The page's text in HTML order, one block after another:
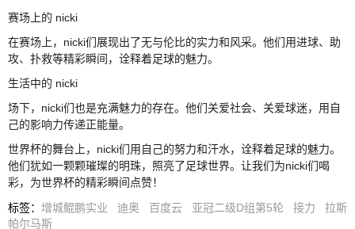
赛场上的 nicki
在赛场上，nicki们展现出了无与伦比的实力和风采。他们用进球、助
攻、扑救等精彩瞬间，诠释着足球的魅力。
生活中的 nicki
场下，nicki们也是充满魅力的存在。他们关爱社会、关爱球迷，用自
己的影响力传递正能量。
世界杯的舞台上，nicki们用自己的努力和汗水，诠释着足球的魅力。
他们犹如一颗颗璀璨的明珠，照亮了足球世界。让我们为nicki们喝
彩，为世界杯的精彩瞬间点赞！
标签： 增城鲲鹏实业 迪奥 百度云 亚冠二级D组第5轮 接力
拉斯
帕尔马斯